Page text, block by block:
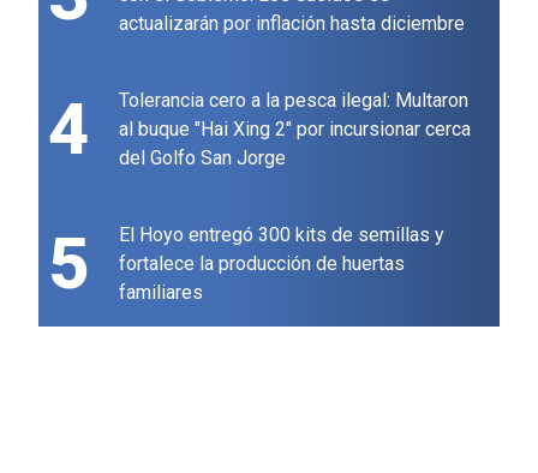
actualizarán por inflación hasta diciembre
4
Tolerancia cero a la pesca ilegal: Multaron
al buque "Hai Xing 2" por incursionar cerca
del Golfo San Jorge
5
El Hoyo entregó 300 kits de semillas y
fortalece la producción de huertas
familiares